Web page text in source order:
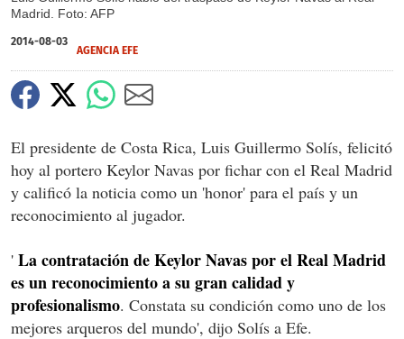
Madrid. Foto: AFP
2014-08-03
AGENCIA EFE
El presidente de Costa Rica, Luis Guillermo Solís, felicitó
hoy al portero Keylor Navas por fichar con el Real Madrid
y calificó la noticia como un 'honor' para el país y un
reconocimiento al jugador.
' La contratación de Keylor Navas por el Real Madrid
es un reconocimiento a su gran calidad y
profesionalismo. Constata su condición como uno de los
mejores arqueros del mundo', dijo Solís a Efe.